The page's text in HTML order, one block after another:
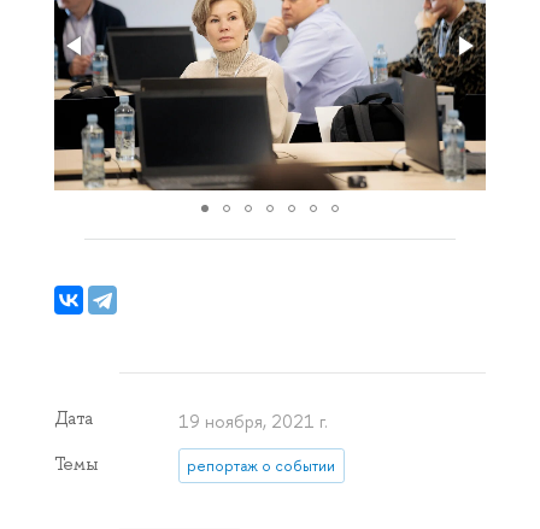
Дата 19 ноября, 2021 г.
Темы репортаж о событии